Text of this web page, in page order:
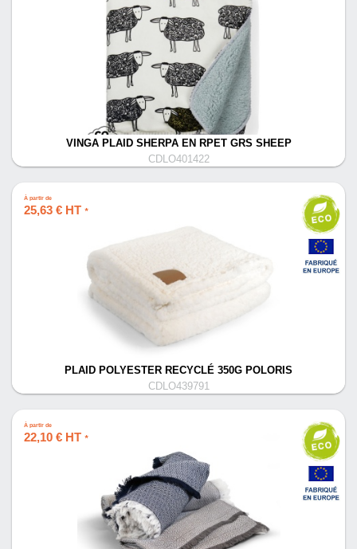
VINGA PLAID SHERPA EN RPET GRS SHEEP
CDLO401422
À partir de
25,63 € HT *
PLAID POLYESTER RECYCLÉ 350G POLORIS
CDLO439791
À partir de
22,10 € HT *